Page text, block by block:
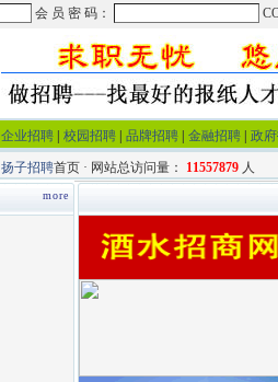
企业招聘 校园招聘 品牌招聘 金融招聘 政
扬子招聘首页 · 网站总访问量： 11557879 人
more